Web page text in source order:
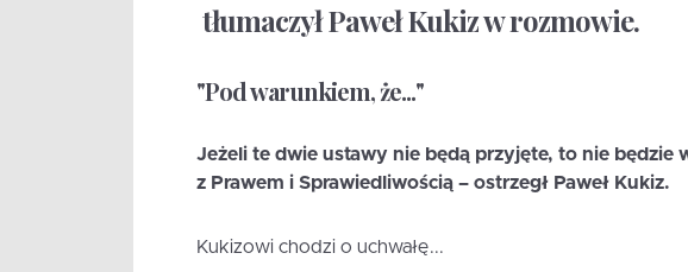
tłumaczył Paweł Kukiz w rozmowie.
"Pod warunkiem, że..."
Jeżeli te dwie ustawy nie będą przyjęte, to nie będzie
z Prawem i Sprawiedliwością – ostrzegł Paweł Kukiz.
Kukizowi chodzi o uchwałę...